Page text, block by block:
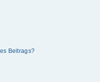
Beitrags?